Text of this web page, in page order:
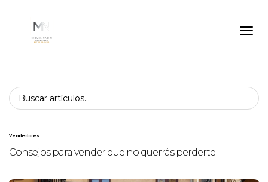
Vendedores
Consejos para vender que no querrás perderte